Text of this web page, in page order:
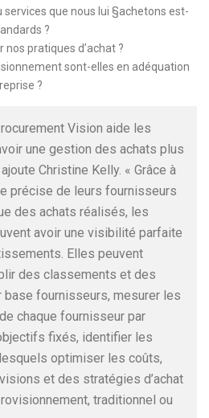
services que nous lui §achetons est-
?
pratiques d’achat ?
sont-elles en adéquation
?
Vision aide les
une gestion des achats plus
Christine Kelly. « Grâce à
précise de leurs fournisseurs
des achats réalisés, les
avoir une visibilité parfaite
Elles peuvent
des classements et des
base fournisseurs, mesurer les
chaque fournisseur par
fixés, identifier les
optimiser les coûts,
et des stratégies d’achat
traditionnel ou